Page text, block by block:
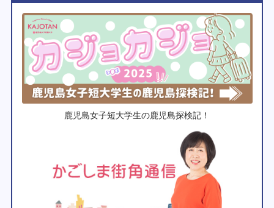
鹿児島女子短大学生の鹿児島探検記！